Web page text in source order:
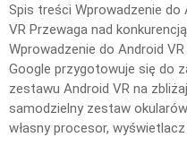
Spis treści Wprowadzenie do
VR Przewaga nad
Wprowadzenie do Android
Google przygotowuje się do
zestawu Android VR na
samodzielny zestaw
własny procesor,